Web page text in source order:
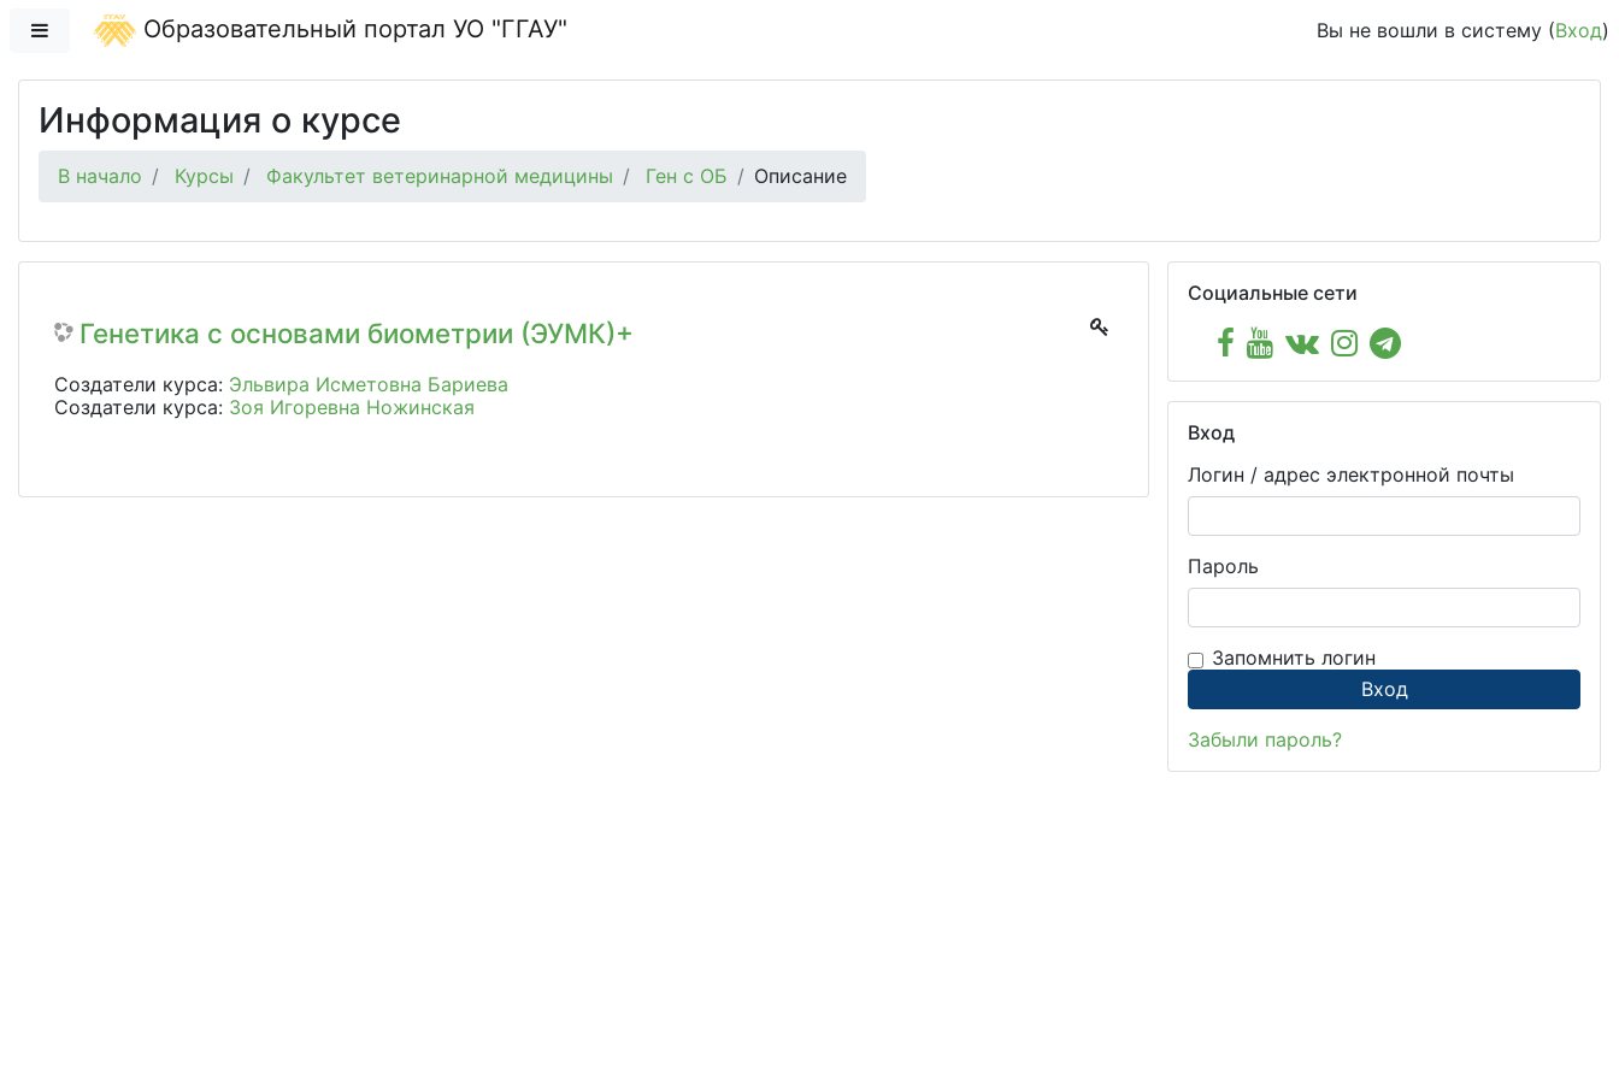
Перейти к основному содержанию
Боковая панельОбразовательный портал УО "ГГАУ" Вы не вошли в систему (Вход)
Информация о курсе
В начало Курсы Факультет ветеринарной медицины Ген с ОБ Описание
Генетика с основами биометрии (ЭУМК)+
Создатели курса: Эльвира Исметовна Бариева
Создатели курса: Зоя Игоревна Ножинская
Пропустить Социальные сети
Социальные сети
Пропустить Вход
Вход
Логин / адрес электронной почты
Пароль
Запомнить логин
Забыли пароль?